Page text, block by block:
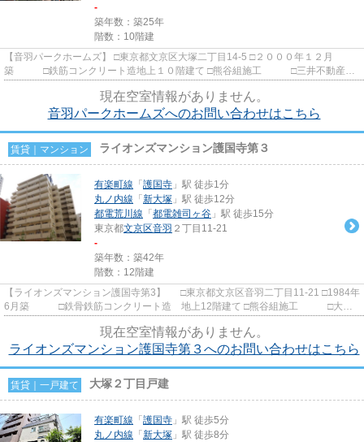
-
築年数：築25年
階数：10階建
【音羽パークホームズ】 □東京都文京区大塚二丁目14-5 □２０００年１２月
築 □鉄筋コンクリート造地上１０階建て □熊谷組施工 □三井不動産旧
現在空室情報がありません。
音羽パークホームズへのお問い合わせはこちら
賃貸｜マンション ライオンズマンション護国寺第３
有楽町線 「 護国寺 」駅 徒歩1分
丸ノ内線 「 新大塚 」駅 徒歩12分
都電荒川線 「 都電雑司ヶ谷 」駅 徒歩15分
東京都文京区音羽 ２丁目11-21
-
築年数：築42年
階数：12階建
【ライオンズマンション護国寺第3】 □東京都文京区音羽二丁目11-21 □1984年
6月築 □鉄骨鉄筋コンクリート造 地上12階建て □熊谷組施工 □大京
現在空室情報がありません。
ライオンズマンション護国寺第３へのお問い合わせはこちら
賃貸｜一戸建て 大塚２丁目戸建
有楽町線 「 護国寺 」駅 徒歩5分
丸ノ内線 「 新大塚 」駅 徒歩8分